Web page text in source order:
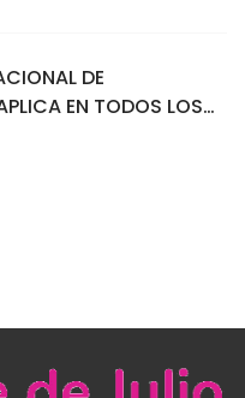
DE
EN TODOS LOS